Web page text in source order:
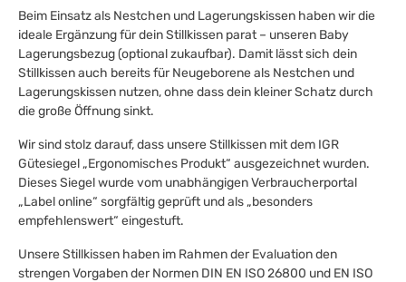
Beim Einsatz als Nestchen und Lagerungskissen haben wir die
ideale Ergänzung für dein Stillkissen parat – unseren Baby
Lagerungsbezug (optional zukaufbar). Damit lässt sich dein
Stillkissen auch bereits für Neugeborene als Nestchen und
Lagerungskissen nutzen, ohne dass dein kleiner Schatz durch
die große Öffnung sinkt.
Wir sind stolz darauf, dass unsere Stillkissen mit dem IGR
Gütesiegel „Ergonomisches Produkt“ ausgezeichnet wurden.
Dieses Siegel wurde vom unabhängigen Verbraucherportal
„Label online“ sorgfältig geprüft und als „besonders
empfehlenswert“ eingestuft.
Unsere Stillkissen haben im Rahmen der Evaluation den
strengen Vorgaben der Normen DIN EN ISO 26800 und EN ISO